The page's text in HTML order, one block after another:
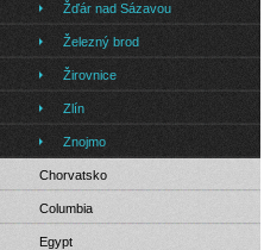
Žďár nad Sázavou
Železný brod
Žirovnice
Zlín
Znojmo
Chorvatsko
Columbia
Egypt